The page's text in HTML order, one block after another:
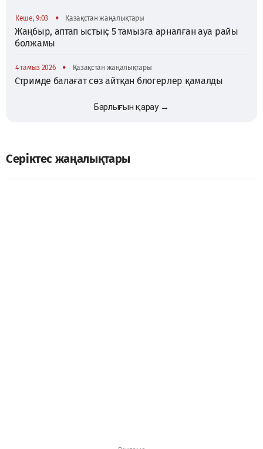
Кеше, 9:03 • Қазақстан жаңалықтары
Жаңбыр, аптап ыстық: 5 тамызға арналған ауа райы
болжамы
4 тамыз 2026 • Қазақстан жаңалықтары
Стримде балағат сөз айтқан блогерлер қамалды
Барлығын қарау →
Серіктес жаңалықтары